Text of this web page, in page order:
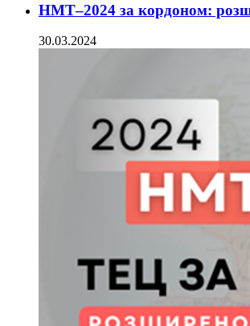
НМТ–2024 за кордоном:
30.03.2024